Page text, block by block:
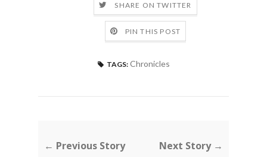
SHARE ON TWITTER
PIN THIS POST
TAGS: Chronicles
← Previous Story Next Story →